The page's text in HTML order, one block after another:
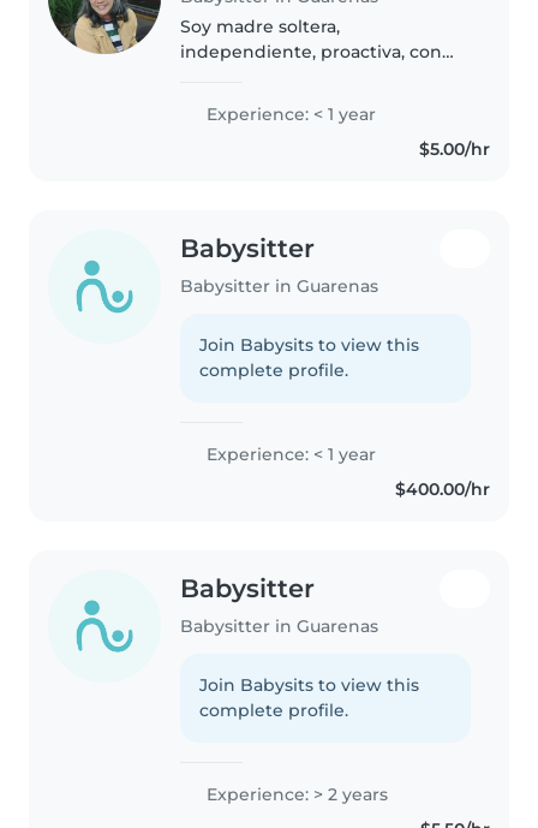
Soy madre soltera,
independiente, proactiva, con
educación de infantes, me
gustan las tareas del hogar. Mis 2
hijas mayores en proceso de
Experience: < 1 year
$5.00/hr
Babysitter
Babysitter in Guarenas
Join Babysits to view this
complete profile.
Experience: < 1 year
$400.00/hr
Babysitter
Babysitter in Guarenas
Join Babysits to view this
complete profile.
Experience: > 2 years